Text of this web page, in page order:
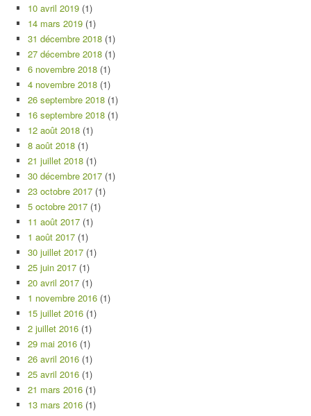
10 avril 2019 (1)
14 mars 2019 (1)
31 décembre 2018 (1)
27 décembre 2018 (1)
6 novembre 2018 (1)
4 novembre 2018 (1)
26 septembre 2018 (1)
16 septembre 2018 (1)
12 août 2018 (1)
8 août 2018 (1)
21 juillet 2018 (1)
30 décembre 2017 (1)
23 octobre 2017 (1)
5 octobre 2017 (1)
11 août 2017 (1)
1 août 2017 (1)
30 juillet 2017 (1)
25 juin 2017 (1)
20 avril 2017 (1)
1 novembre 2016 (1)
15 juillet 2016 (1)
2 juillet 2016 (1)
29 mai 2016 (1)
26 avril 2016 (1)
25 avril 2016 (1)
21 mars 2016 (1)
13 mars 2016 (1)